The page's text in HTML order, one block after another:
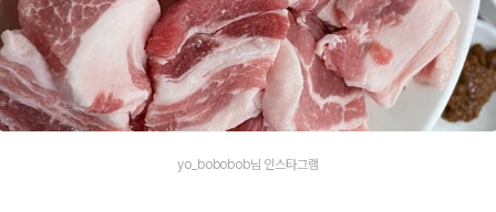
yo_bobobob님 인스타그램